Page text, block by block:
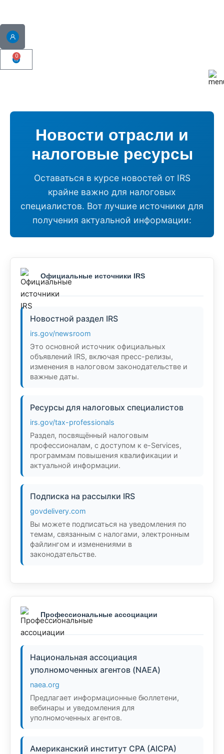
0
Новости отрасли и
налоговые ресурсы
Оставаться в курсе новостей от IRS
крайне важно для налоговых
специалистов. Вот лучшие источники для
получения актуальной информации:
Официальные источники IRS
Новостной раздел IRS
irs.gov/newsroom
Это основной источник официальных
объявлений IRS, включая пресс-релизы,
изменения в налоговом законодательстве и
важные даты.
Ресурсы для налоговых специалистов
irs.gov/tax-professionals
Раздел, посвящённый налоговым
профессионалам, с доступом к e-Services,
программам повышения квалификации и
актуальной информации.
Подписка на рассылки IRS
govdelivery.com
Вы можете подписаться на уведомления по
темам, связанным с налогами, электронным
файлингом и изменениями в
законодательстве.
Профессиональные ассоциации
Национальная ассоциация
уполномоченных агентов (NAEA)
naea.org
Предлагает информационные бюллетени,
вебинары и уведомления для
уполномоченных агентов.
Американский институт CPA (AICPA)